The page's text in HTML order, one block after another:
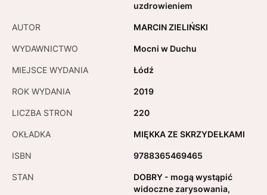
uzdrowieniem
AUTOR MARCIN ZIELIŃSKI
WYDAWNICTWO Mocni w Duchu
MIEJSCE WYDANIA Łódź
ROK WYDANIA 2019
LICZBA STRON 220
OKŁADKA MIĘKKA ZE SKRZYDEŁKAMI
ISBN 9788365469465
STAN
DOBRY - mogą wystąpić
widoczne zarysowania,